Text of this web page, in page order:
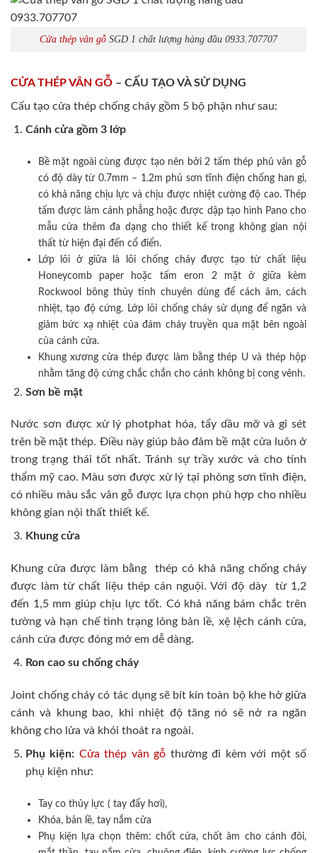
Cửa thép vân gỗ SGD 1 chất lượng hàng đầu 0933.707707
CỬA THÉP VÂN GỖ – CẤU TẠO VÀ SỬ DỤNG
Cấu tạo cửa thép chống cháy gồm 5 bộ phận như sau:
Cánh cửa gồm 3 lớp
Bề mặt ngoài cùng được tạo nên bởi 2 tấm thép phủ vân gỗ
có độ dày từ 0.7mm – 1.2m phủ sơn tĩnh điện chống han gỉ,
có khả năng chịu lực và chịu được nhiệt cường độ cao. Thép
tấm được làm cánh phẳng hoặc được dập tạo hình Pano cho
mẫu cửa thêm đa dạng cho thiết kế trong không gian nội
thất từ hiện đại đến cổ điển.
Lớp lõi ở giữa là lõi chống cháy được tạo từ chất liệu
Honeycomb paper hoặc tấm eron 2 mặt ở giữa kèm
Rockwool bông thủy tinh chuyên dùng để cách âm, cách
nhiệt, tạo độ cứng. Lớp lõi chống cháy sử dụng để ngăn và
giảm bức xạ nhiệt của đám cháy truyền qua mặt bên ngoài
của cánh cửa.
Khung xương cửa thép được làm bằng thép U và thép hộp
nhằm tăng độ cứng chắc chắn cho cánh không bị cong vênh.
Sơn bề mặt
Nước sơn được xử lý photphat hóa, tẩy dầu mỡ và gỉ sét
trên bề mặt thép. Điều này giúp bảo đảm bề mặt cửa luôn ở
trong trạng thái tốt nhất. Tránh sự trầy xước và cho tính
thẩm mỹ cao. Màu sơn được xử lý tại phòng sơn tĩnh điện,
có nhiều màu sắc vân gỗ được lựa chọn phù hợp cho nhiều
không gian nội thất thiết kế.
Khung cửa
Khung cửa được làm bằng thép có khả năng chống cháy
được làm từ chất liệu thép cán nguội. Với độ dày từ 1,2
đến 1,5 mm giúp chịu lực tốt. Có khả năng bám chắc trên
tường và hạn chế tình trạng lỏng bản lề, xệ lệch cánh cửa,
cánh cửa được đóng mở em dễ dàng.
Ron cao su chống cháy
Joint chống cháy có tác dụng sẽ bít kín toàn bộ khe hở giữa
cánh và khung bao, khi nhiệt độ tăng nó sẽ nở ra ngăn
không cho lửa và khói thoát ra ngoài.
Phụ kiện: Cửa thép vân gỗ thường đi kèm với một số
phụ kiện như:
Tay co thủy lực ( tay đẩy hơi),
Khóa, bản lề, tay nắm cửa
Phụ kiện lựa chọn thêm: chốt cửa, chốt âm cho cánh đôi,